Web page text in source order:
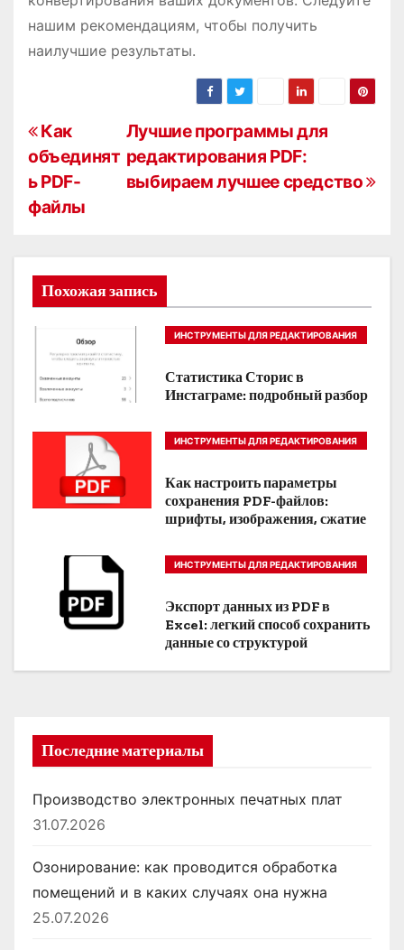
нашим рекомендациям, чтобы получить
наилучшие результаты.
Н
а
в
г
а
и
я
с
м
Лучшие программы для
редактирования PDF:
выбираем лучшее средство
Как
объединят
ь PDF-
файлы
Похожая запись
ИНСТРУМЕНТЫ ДЛЯ РЕДАКТИРОВАНИЯ
Статистика Сторис в
Инстаграме: подробный разбор
ИНСТРУМЕНТЫ ДЛЯ РЕДАКТИРОВАНИЯ
Как настроить параметры
сохранения PDF-файлов:
шрифты, изображения, сжатие
ИНСТРУМЕНТЫ ДЛЯ РЕДАКТИРОВАНИЯ
Экспорт данных из PDF в
Excel: легкий способ сохранить
данные со структурой
Последние материалы
Производство электронных печатных плат
31.07.2026
Озонирование: как проводится обработка
помещений и в каких случаях она нужна
25.07.2026